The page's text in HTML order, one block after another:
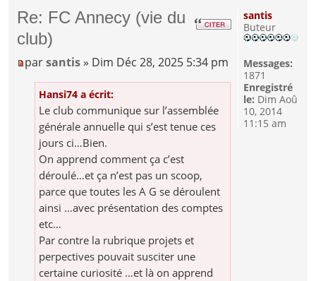
Re: FC Annecy (vie du
club)
parsantis » Dim Déc 28, 2025 5:34 pm
Hansi74 a écrit:
Le club communique sur l’assemblée
générale annuelle qui s’est tenue ces
jours ci…Bien.
On apprend comment ça c’est
déroulé…et ça n’est pas un scoop,
parce que toutes les A G se déroulent
ainsi …avec présentation des comptes
etc…
Par contre la rubrique projets et
perpectives pouvait susciter une
certaine curiosité …et là on apprend
santis
Buteur
Messages:
1871
Enregistré
le: Dim Aoû
10, 2014
11:15 am